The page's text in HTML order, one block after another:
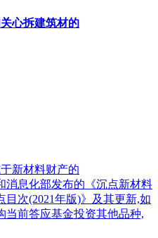
心拆建筑材的
新材料财产的
消息化部发布的《沉点新材料
目次(2021年版)》及其更新,如
当前答应基金投资其他品种,